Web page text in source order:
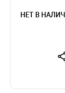
НЕТ В